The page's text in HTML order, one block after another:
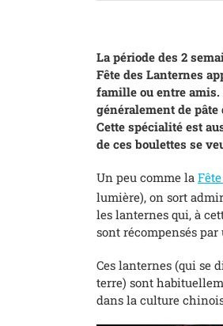
La période des 2
Fête des Lanternes
famille ou entre amis.
généralement de
Cette spécialité est
de ces boulettes se
Un peu comme la
lumière), on sort
les lanternes qui, à
sont récompensés par
Ces lanternes (qui se
terre) sont
dans la culture